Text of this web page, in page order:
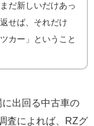
だ新しいだけあっ
返せば、それだけ
カー」ということ
出回る中古車の
査によれば、RZグ